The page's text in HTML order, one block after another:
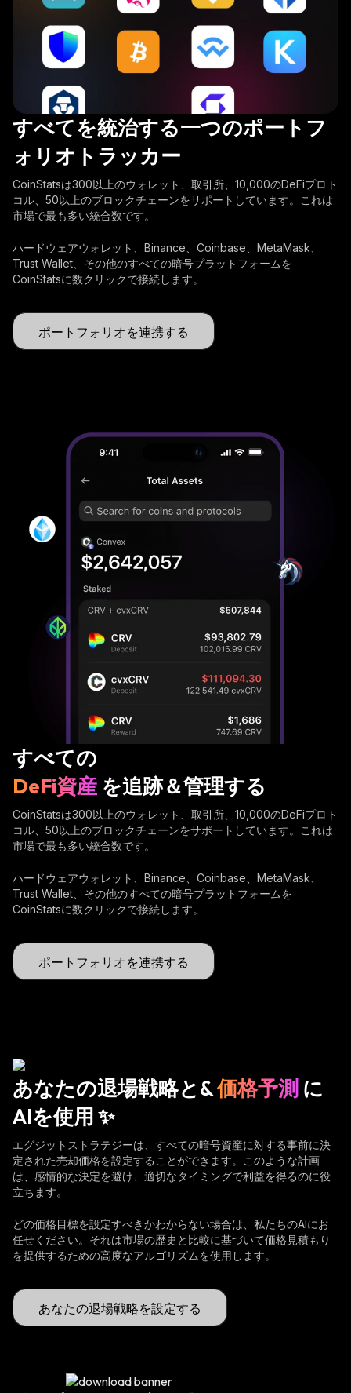
すべてを統治する一つのポートフ
ォリオトラッカー
CoinStatsは300以上のウォレット、取引所、10,000のDeFiプロト
コル、50以上のブロックチェーンをサポートしています。これは
市場で最も多い統合数です。
ハードウェアウォレット、Binance、Coinbase、MetaMask、
Trust Wallet、その他のすべての暗号プラットフォームを
CoinStatsに数クリックで接続します。
ポートフォリオを連携する
すべての
DeFi資産 を追跡＆管理する
CoinStatsは300以上のウォレット、取引所、10,000のDeFiプロト
コル、50以上のブロックチェーンをサポートしています。これは
市場で最も多い統合数です。
ハードウェアウォレット、Binance、Coinbase、MetaMask、
Trust Wallet、その他のすべての暗号プラットフォームを
CoinStatsに数クリックで接続します。
ポートフォリオを連携する
あなたの退場戦略と&価格予測 に
AIを使用 ✨
エグジットストラテジーは、すべての暗号資産に対する事前に決
定された売却価格を設定することができます。このような計画
は、感情的な決定を避け、適切なタイミングで利益を得るのに役
立ちます。
どの価格目標を設定すべきかわからない場合は、私たちのAIにお
任せください。それは市場の歴史と比較に基づいて価格見積もり
を提供するための高度なアルゴリズムを使用します。
あなたの退場戦略を設定する